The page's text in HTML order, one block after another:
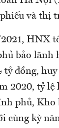
và thị
HNX
bảo lãnh
đồng,
2020, tỷ
phủ, Kho
cùng kỳ